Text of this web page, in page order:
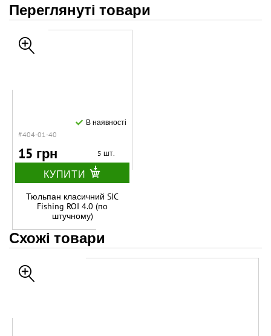
Переглянуті товари
#404-01-40
В наявності
15 грн 5 шт.
КУПИТИ
Тюльпан класичний SIC
Fishing ROI 4.0 (по
штучному)
Схожі товари